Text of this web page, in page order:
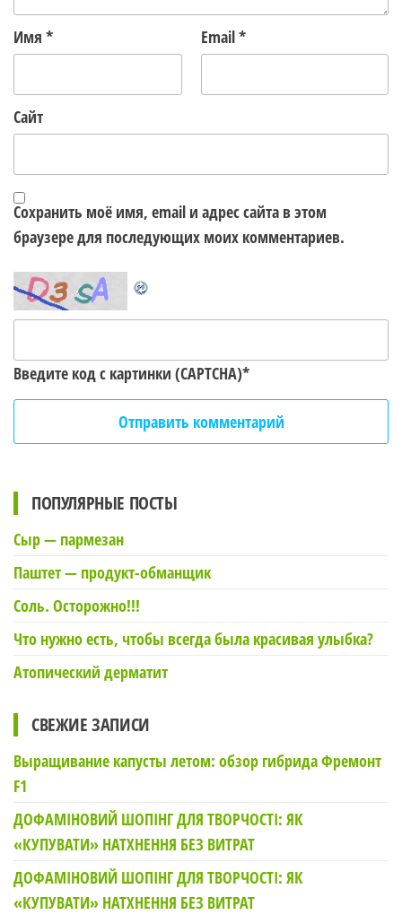
Имя * Email*
Сайт
Сохранить моё имя, email и адрес сайта в этом
браузере для последующих моих комментариев.
Введите код с картинки (CAPTCHA)*
ПОПУЛЯРНЫЕ ПОСТЫ
Сыр — пармезан
Паштет — продукт-обманщик
Соль. Осторожно!!!
Что нужно есть, чтобы всегда была красивая улыбка?
Атопический дерматит
СВЕЖИЕ ЗАПИСИ
Выращивание капусты летом: обзор гибрида Фремонт
F1
ДОФАМІНОВИЙ ШОПІНГ ДЛЯ ТВОРЧОСТІ: ЯК
«КУПУВАТИ» НАТХНЕННЯ БЕЗ ВИТРАТ
ДОФАМІНОВИЙ ШОПІНГ ДЛЯ ТВОРЧОСТІ: ЯК
«КУПУВАТИ» НАТХНЕННЯ БЕЗ ВИТРАТ